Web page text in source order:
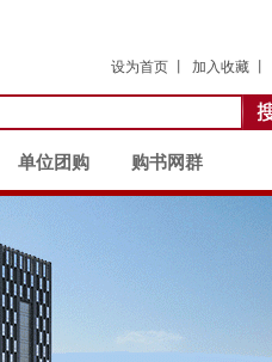
设为首页 丨 加入收藏 丨
单位团购 购书网群